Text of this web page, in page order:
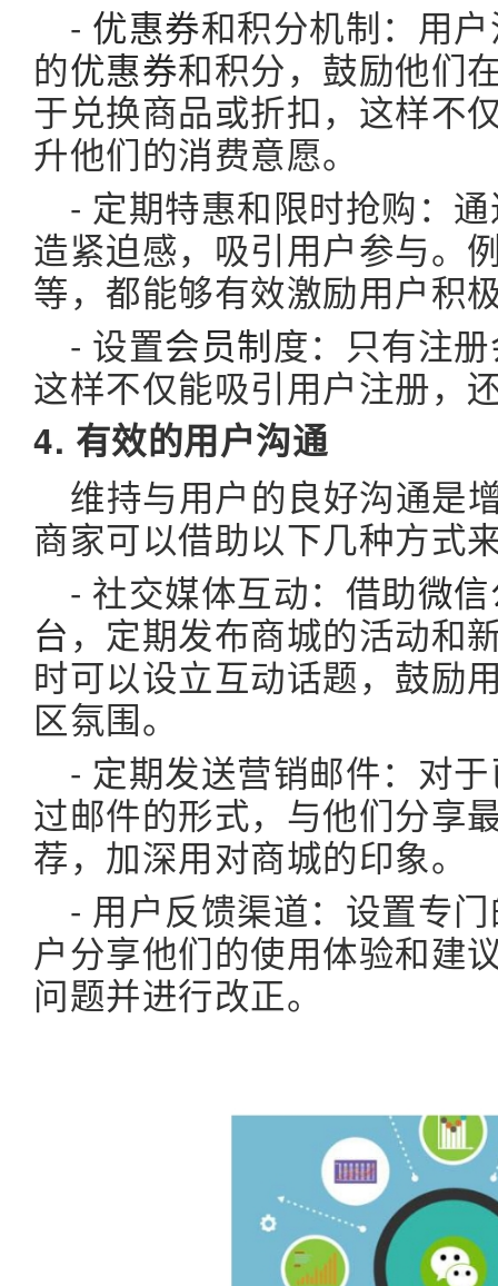
- 优惠券和积分机制：用
的优惠券和积分，鼓励他们
于兑换商品或折扣，这样不
升他们的消费意愿。
- 定期特惠和限时抢购：
造紧迫感，吸引用户参与。
等，都能够有效激励用户积
- 设置会员制度：只有注
这样不仅能吸引用户注册，
4. 有效的用户沟通
维持与用户的良好沟通是
商家可以借助以下几种方式
- 社交媒体互动：借助微
台 ，定期发布商城的活动和
时可以设立互动话题，鼓励
区氛围。
- 定期发送营销邮件：对
过邮件的形式，与他们分享
荐，加深用对商城的印象。
- 用户反馈渠道：设置专
户分享他们的使用体验和建
问题并进行改正。